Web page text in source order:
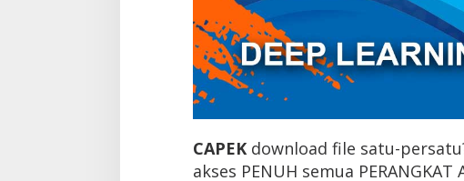
CAPEKdownload file satu-
akses PENUH semua